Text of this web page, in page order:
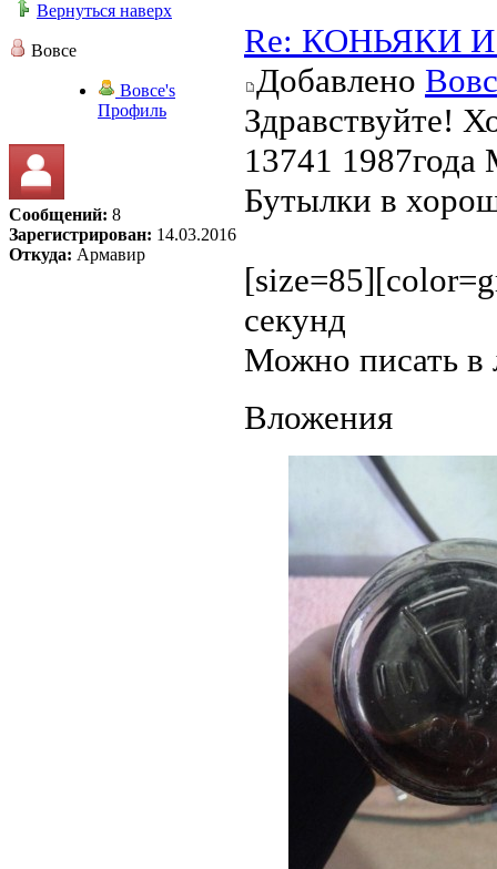
Вернуться наверх
Вовсе
Вовсе's
Профиль
Сообщений: 8
Зарегистрирован: 14.03.2016
Откуда: Армавир
Re: КОНЬЯКИ И
Добавлено
Здравствуйте!
13741 1987года
Бутылки в
секунд
Можно писать в
Вложения